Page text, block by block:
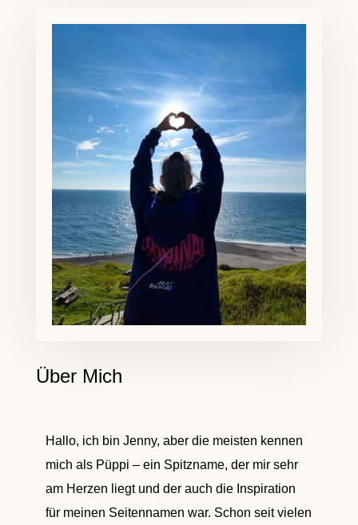
Über Mich
Hallo, ich bin Jenny, aber die meisten kennen
mich als Püppi – ein Spitzname, der mir sehr
am Herzen liegt und der auch die Inspiration
für meinen Seitennamen war. Schon seit vielen